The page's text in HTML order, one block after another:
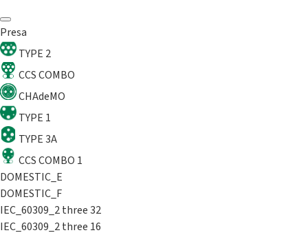
Presa
TYPE 2
CCS COMBO
CHAdeMO
TYPE 1
TYPE 3A
CCS COMBO 1
DOMESTIC_E
DOMESTIC_F
IEC_60309_2 three 32
IEC_60309_2 three 16